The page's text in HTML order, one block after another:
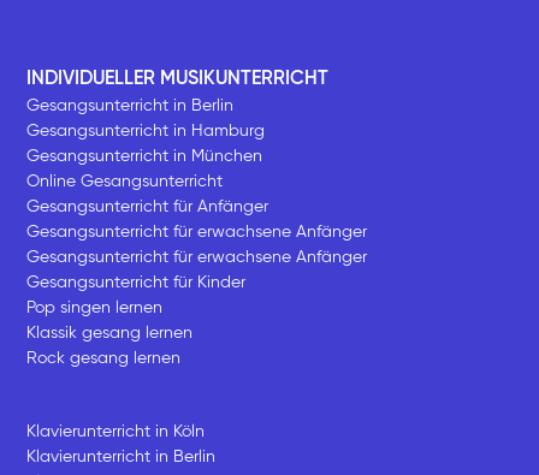
INDIVIDUELLER MUSIKUNTERRICHT
Gesangsunterricht in Berlin
Gesangsunterricht in Hamburg
Gesangsunterricht in München
Online Gesangsunterricht
Gesangsunterricht für Anfänger
Gesangsunterricht für erwachsene Anfänger
Gesangsunterricht für erwachsene Anfänger
Gesangsunterricht für Kinder
Pop singen lernen
Klassik gesang lernen
Rock gesang lernen
Klavierunterricht in Köln
Klavierunterricht in Berlin